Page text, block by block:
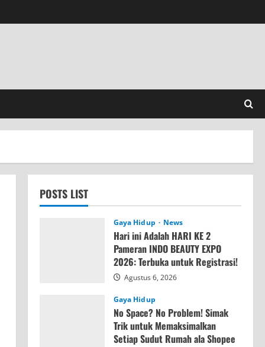
POSTS LIST
Gaya Hidup News
Hari ini Adalah HARI KE 2
Pameran INDO BEAUTY EXPO
2026: Terbuka untuk Registrasi!
Agustus 6, 2026
Gaya Hidup
No Space? No Problem! Simak
Trik untuk Memaksimalkan
Setiap Sudut Rumah ala Shopee